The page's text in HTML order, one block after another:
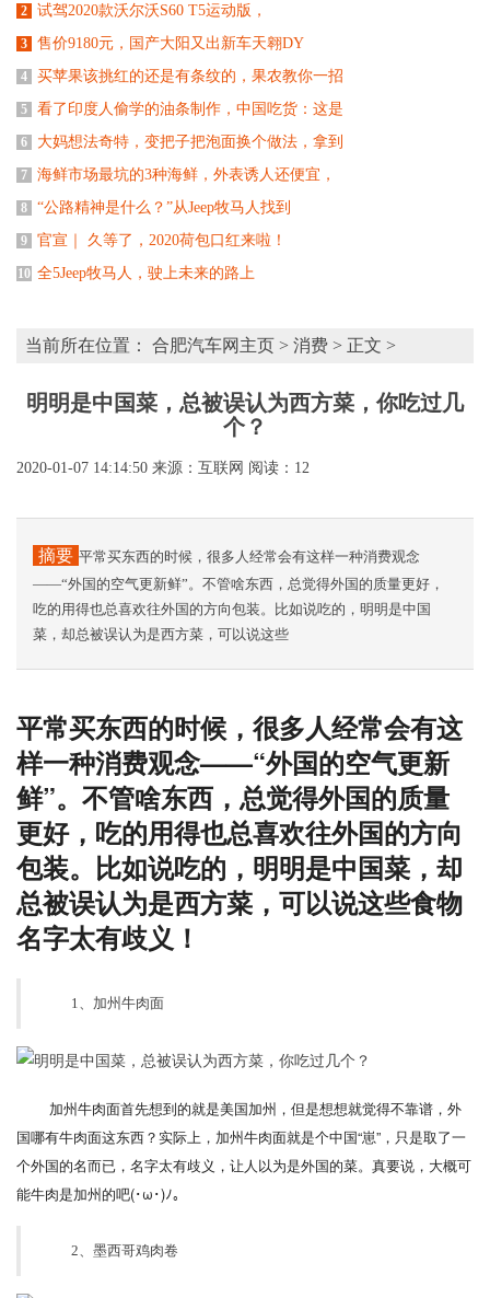
2 试驾2020款沃尔沃S60 T5运动版，
3 售价9180元，国产大阳又出新车天翱DY
4 买苹果该挑红的还是有条纹的，果农教你一招
5 看了印度人偷学的油条制作，中国吃货：这是
6 大妈想法奇特，变把子把泡面换个做法，拿到
7 海鲜市场最坑的3种海鲜，外表诱人还便宜，
8 “公路精神是什么？”从Jeep牧马人找到
9 官宣｜ 久等了，2020荷包口红来啦！
10 全5Jeep牧马人，驶上未来的路上
当前所在位置： 合肥汽车网主页 > 消费 > 正文 >
明明是中国菜，总被误认为西方菜，你吃过几
个？
2020-01-07 14:14:50 来源：互联网 阅读：12
摘要 平常买东西的时候，很多人经常会有这样一种消费观念
——“外国的空气更新鲜”。不管啥东西，总觉得外国的质量更好，
吃的用得也总喜欢往外国的方向包装。比如说吃的，明明是中国
菜，却总被误认为是西方菜，可以说这些
平常买东西的时候，很多人经常会有这
样一种消费观念——“外国的空气更新
鲜”。不管啥东西，总觉得外国的质量
更好，吃的用得也总喜欢往外国的方向
包装。比如说吃的，明明是中国菜，却
总被误认为是西方菜，可以说这些食物
名字太有歧义！
1、加州牛肉面
加州牛肉面首先想到的就是美国加州，但是想想就觉得不靠谱，外
国哪有牛肉面这东西？实际上，加州牛肉面就是个中国“崽”，只是取了一
个外国的名而已，名字太有歧义，让人以为是外国的菜。真要说，大概可
能牛肉是加州的吧(･ω･)ﾉ。
2、墨西哥鸡肉卷